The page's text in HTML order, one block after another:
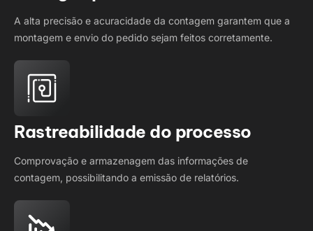
A alta precisão e acuracidade da contagem garantem que a
montagem e envio do pedido sejam feitos corretamente.
Rastreabilidade do processo
Comprovação e armazenagem das informações de
contagem, possibilitando a emissão de relatórios.